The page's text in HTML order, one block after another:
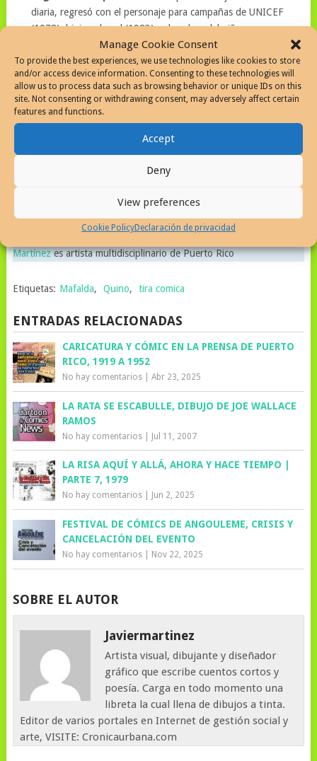
Manage Cookie Consent
To provide the best experiences, we use technologies like cookies to store
and/or access device information. Consenting to these technologies will
allow us to process data such as browsing behavior or unique IDs on this
site. Not consenting or withdrawing consent, may adversely affect certain
features and functions.
Accept
Deny
View preferences
Cookie PolicyDeclaración de privacidad
diaria, regresó con el personaje para campañas de UNICEF
(1978), higiene bucal (1983) y derechos del niño.
La historieta se publicó entre 1964 y 1973,
convirtiéndose en un ícono de la cultura popular.
mundo del comic, caricatura y dibujo. Toque los anuncios de este blog
si quiere ayudar a mantener este portal.
Se pueden incluir imágenes de perfiles en Facebook, la red y otros
Martínezes artista multidisciplinario de Puerto Rico
Etiquetas: Mafalda, Quino, tira comica
ENTRADAS RELACIONADAS
CARICATURA Y CÓMIC EN LA PRENSA DE PUERTO
RICO, 1919 A 1952
No hay comentarios| Abr 23, 2025
LA RATA SE ESCABULLE, DIBUJO DE JOE WALLACE
RAMOS
No hay comentarios| Jul 11, 2007
LA RISA AQUÍ Y ALLÁ, AHORA Y HACE TIEMPO |
PARTE 7, 1979
No hay comentarios| Jun 2, 2025
FESTIVAL DE CÓMICS DE ANGOULEME, CRISIS Y
CANCELACIÓN DEL EVENTO
No hay comentarios| Nov 22, 2025
SOBRE EL AUTOR
Javiermartinez
Artista visual, dibujante y diseñador
gráfico que escribe cuentos cortos y
poesía. Carga en todo momento una
libreta la cual llena de dibujos a tinta.
Editor de varios portales en Internet de gestión social y
arte, VISITE: Cronicaurbana.com